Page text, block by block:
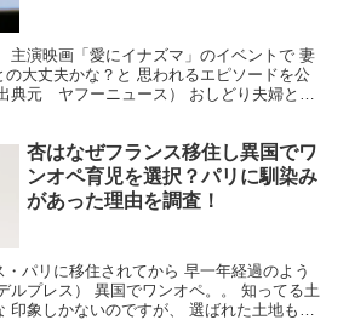
主演映画「愛にイナズマ」のイベントで 妻
大丈夫かな？と 思われるエピソードを公
典元 ヤフーニュース） おしどり夫婦と言
杏はなぜフランス移住し異国でワ
ンオペ育児を選択？パリに馴染み
があった理由を調査！
パリに移住されてから 早一年経過のよう
プレス） 異国でワンオペ。。 知ってる土
印象しかないのですが、 選ばれた土地もフ